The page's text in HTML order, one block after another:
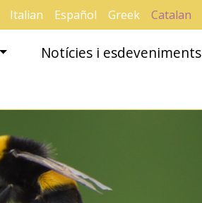
Italian Español Greek Catalan
Notícies i esdeveniments